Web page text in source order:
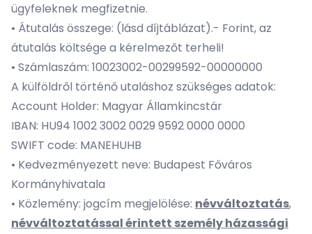
ügyfeleknek megfizetnie.
• Átutalás összege: (lásd díjtáblázat).- Forint, az
átutalás költsége a kérelmezőt terheli!
• Számlaszám: 10023002-00299592-00000000
A külföldről történő utaláshoz szükséges adatok:
Account Holder: Magyar Államkincstár
IBAN: HU94 1002 3002 0029 9592 0000 0000
SWIFT code: MANEHUHB
• Kedvezményezett neve: Budapest Főváros
Kormányhivatala
• Közlemény: jogcím megjelölése: névváltoztatás,
névváltoztatással érintett személy házassági